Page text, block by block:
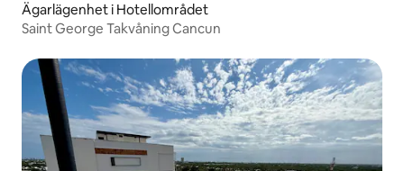
Ägarlägenhet i Hotellområdet
Saint George Takvåning Cancun